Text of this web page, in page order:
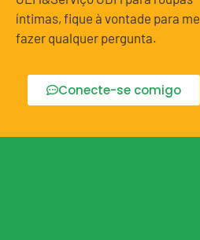
íntimas, fique à vontade para me
fazer qualquer pergunta.
Conecte-se comigo